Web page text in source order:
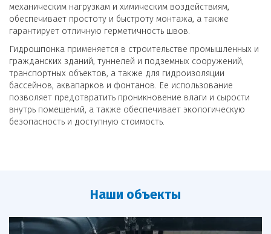
механическим нагрузкам и химическим воздействиям,
обеспечивает простоту и быстроту монтажа, а также
гарантирует отличную герметичность швов.
Гидрошпонка применяется в строительстве промышленных и
гражданских зданий, туннелей и подземных сооружений,
транспортных объектов, а также для гидроизоляции
бассейнов, аквапарков и фонтанов. Ее использование
позволяет предотвратить проникновение влаги и сырости
внутрь помещений, а также обеспечивает экологическую
безопасность и доступную стоимость.
Наши объекты